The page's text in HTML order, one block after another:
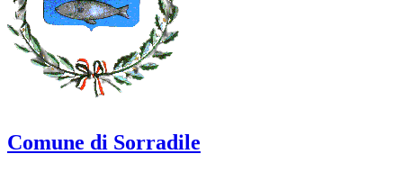
Comune di Sorradile